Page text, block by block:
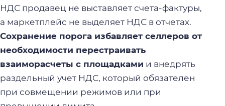
НДС продавец не выставляет счета-фактуры,
а маркетплейс не выделяет НДС в отчетах.
Сохранение порога избавляет селлеров от
необходимости перестраивать
взаиморасчеты с площадками и внедрять
раздельный учет НДС, который обязателен
при совмещении режимов или при